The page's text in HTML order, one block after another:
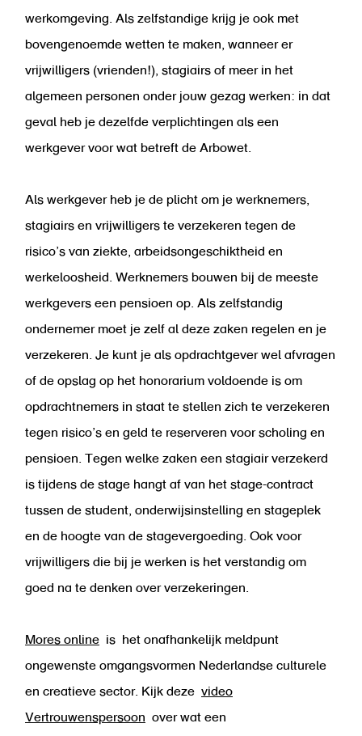
werkomgeving. Als zelfstandige krijg je ook met
bovengenoemde wetten te maken, wanneer er
vrijwilligers (vrienden!), stagiairs of meer in het
algemeen personen onder jouw gezag werken: in dat
geval heb je dezelfde verplichtingen als een
werkgever voor wat betreft de Arbowet.
Als werkgever heb je de plicht om je werknemers,
stagiairs en vrijwilligers te verzekeren tegen de
risico’s van ziekte, arbeidsongeschiktheid en
werkeloosheid. Werknemers bouwen bij de meeste
werkgevers een pensioen op. Als zelfstandig
ondernemer moet je zelf al deze zaken regelen en je
verzekeren. Je kunt je als opdrachtgever wel afvragen
of de opslag op het honorarium voldoende is om
opdrachtnemers in staat te stellen zich te verzekeren
tegen risico’s en geld te reserveren voor scholing en
pensioen. Tegen welke zaken een stagiair verzekerd
is tijdens de stage hangt af van het stage-contract
tussen de student, onderwijsinstelling en stageplek
en de hoogte van de stagevergoeding. Ook voor
vrijwilligers die bij je werken is het verstandig om
goed na te denken over verzekeringen.
Mores online is het onafhankelijk meldpunt
ongewenste omgangsvormen Nederlandse culturele
en creatieve sector. Kijk deze video
Vertrouwenspersoon over wat een